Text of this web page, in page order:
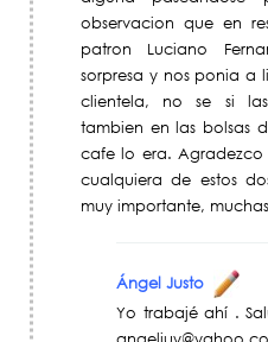
observacion que en
patron Luciano
sorpresa y nos ponia a
clientela, no se si
tambien en las bolsas
cafe lo era.
cualquiera de estos
muy importante,
Ángel Justo
Yo trabajé ahí .